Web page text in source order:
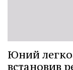
Юний
встановив